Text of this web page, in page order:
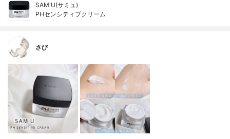
SAM'U(サミュ)
PHセンシティブクリーム
さび